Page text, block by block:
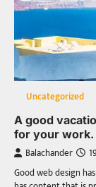
Uncategorized
A good
for your work.
Balachander
Good web design